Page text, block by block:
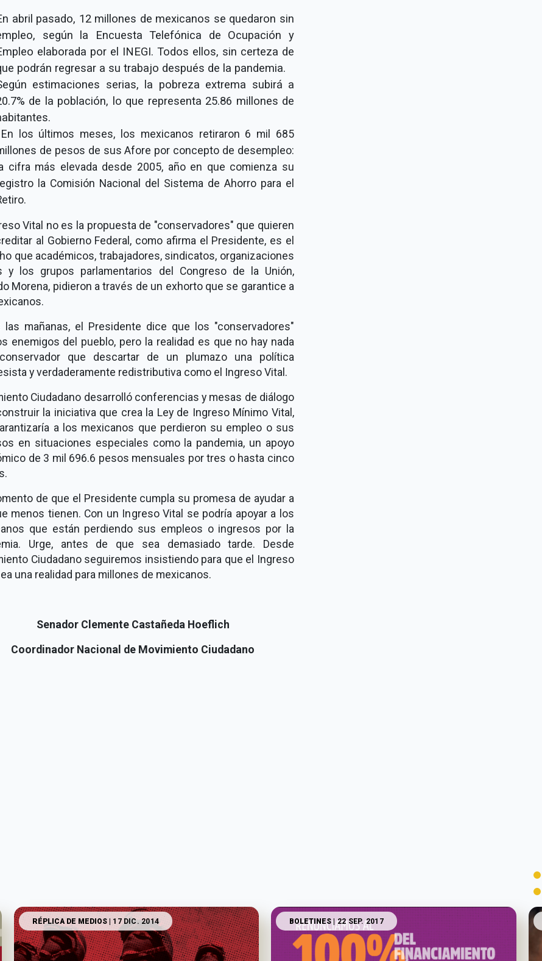
abril pasado, 12 millones de mexicanos se quedaron sin
según la Encuesta Telefónica de Ocupación y
elaborada por el INEGI. Todos ellos, sin certeza de
podrán regresar a su trabajo después de la pandemia.
estimaciones serias, la pobreza extrema subirá a
de la población, lo que representa 25.86 millones de
En los últimos meses, los mexicanos retiraron 6 mil 685
de pesos de sus Afore por concepto de desempleo:
cifra más elevada desde 2005, año en que comienza su
la Comisión Nacional del Sistema de Ahorro para el
Vital no es la propuesta de "conservadores" que quieren
al Gobierno Federal, como afirma el Presidente, es el
que académicos, trabajadores, sindicatos, organizaciones
y los grupos parlamentarios del Congreso de la Unión,
Morena, pidieron a través de un exhorto que se garantice a
las mañanas, el Presidente dice que los "conservadores"
enemigos del pueblo, pero la realidad es que no hay nada
que descartar de un plumazo una política
y verdaderamente redistributiva como el Ingreso Vital.
Ciudadano desarrolló conferencias y mesas de diálogo
la iniciativa que crea la Ley de Ingreso Mínimo Vital,
a los mexicanos que perdieron su empleo o sus
en situaciones especiales como la pandemia, un apoyo
de 3 mil 696.6 pesos mensuales por tres o hasta cinco
de que el Presidente cumpla su promesa de ayudar a
menos tienen. Con un Ingreso Vital se podría apoyar a los
que están perdiendo sus empleos o ingresos por la
Urge, antes de que sea demasiado tarde. Desde
Ciudadano seguiremos insistiendo para que el Ingreso
una realidad para millones de mexicanos.
Senador Clemente Castañeda Hoeflich
Coordinador Nacional de Movimiento Ciudadano
RÉPLICA DE MEDIOS| 17 DIC. 2014 BOLETINES| 22 SEP. 2017